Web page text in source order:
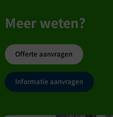
Meer weten?
Offerte aanvragen
Informatie aanvragen